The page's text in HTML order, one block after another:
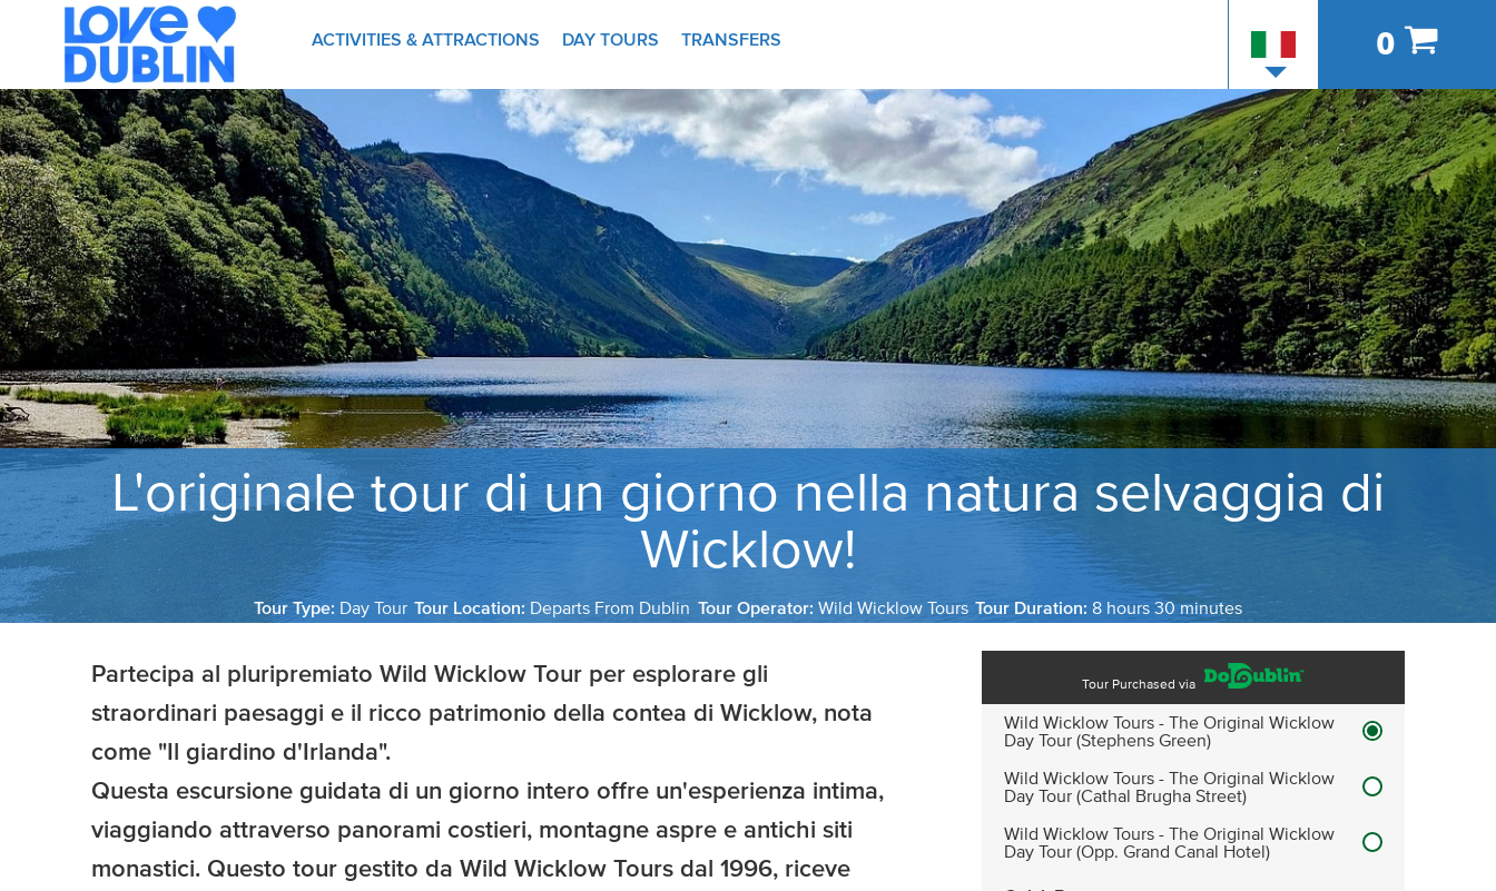
ACTIVITIES & ATTRACTIONS DAY TOURS TRANSFERS 0
L'originale tour di un giorno nella natura selvaggia di
Wicklow!
Tour Type: Day Tour Tour Location: Departs From Dublin Tour Operator: Wild Wicklow Tours Tour Duration: 8 hours 30 minutes
Partecipa al pluripremiato Wild Wicklow Tour per esplorare gli
straordinari paesaggi e il ricco patrimonio della contea di Wicklow, nota
come "Il giardino d'Irlanda".
Questa escursione guidata di un giorno intero offre un'esperienza intima,
viaggiando attraverso panorami costieri, montagne aspre e antichi siti
monastici. Questo tour gestito da Wild Wicklow Tours dal 1996, riceve
Tour Purchased via
Wild Wicklow Tours - The Original Wicklow
Day Tour (Stephens Green)
Wild Wicklow Tours - The Original Wicklow
Day Tour (Cathal Brugha Street)
Wild Wicklow Tours - The Original Wicklow
Day Tour (Opp. Grand Canal Hotel)